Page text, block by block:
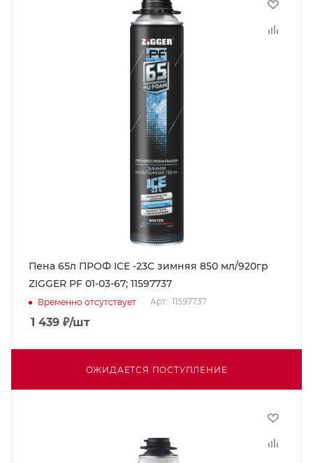
Пена 65л ПРОФ ICE -23C зимняя 850 мл/920гр
ZIGGER PF 01-03-67; 11597737
Временно отсутствует Арт.: 11597737
1 439 ₽/шт
ОЖИДАЕТСЯ ПОСТУПЛЕНИЕ